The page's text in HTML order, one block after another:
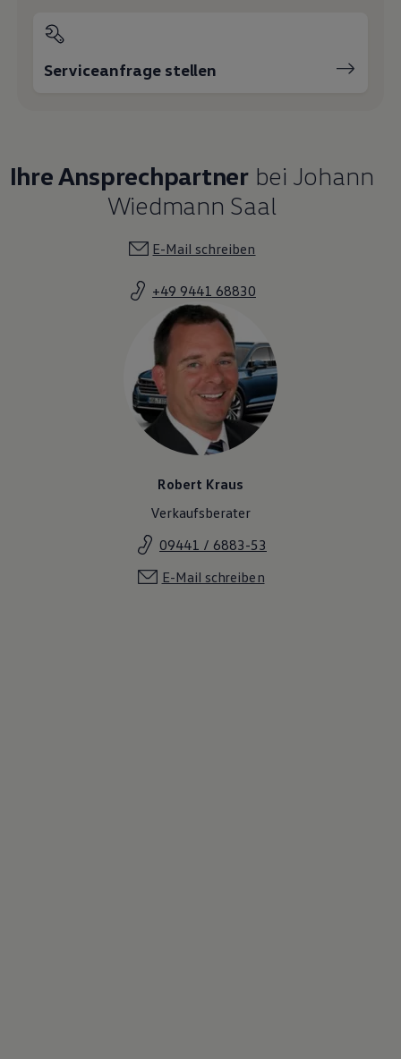
Serviceanfrage stellen
Ihre Ansprechpartnerbei Johann
Wiedmann Saal
E-Mail schreiben
+49 9441 68830
Robert Kraus
Verkaufsberater
09441 / 6883-53
E-Mail schreiben